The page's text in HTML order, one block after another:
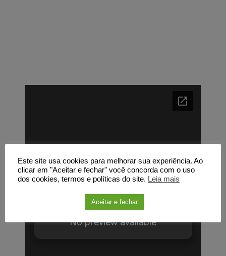
Este site usa cookies para melhorar sua experiência. Ao
clicar em "Aceitar e fechar" você concorda com o uso
dos cookies, termos e políticas do site. Leia mais
Aceitar e fechar